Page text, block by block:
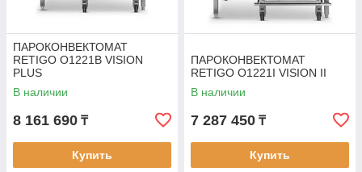
ПАРОКОНВЕКТОМАТ
RETIGO O1221B VISION
PLUS
В наличии
8 161 690 ₸
Купить
ПАРОКОНВЕКТОМАТ
RETIGO O1221I VISION II
В наличии
7 287 450 ₸
Купить